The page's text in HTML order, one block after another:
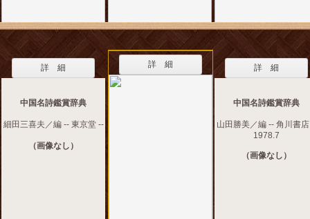
詳 細
中国名詩鑑賞辞典
細田三喜夫／編 -- 東京堂 --
（画像なし）
詳 細 詳 細
中国名詩鑑賞辞典
山田勝美／編 -- 角川書
1978.7
（画像なし）